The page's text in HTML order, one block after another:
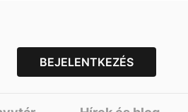
BEJELENTKEZÉS